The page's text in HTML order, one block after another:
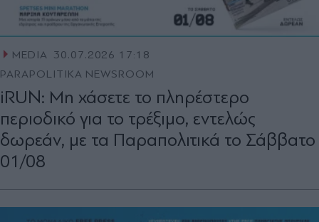
MEDIA
30.07.2026 17:18
PARAPOLITIKA NEWSROOM
iRUN: Μη χάσετε το πληρέστερο
περιοδικό για το τρέξιμο, εντελώς
δωρεάν, με τα Παραπολιτικά το Σάββατο
01/08